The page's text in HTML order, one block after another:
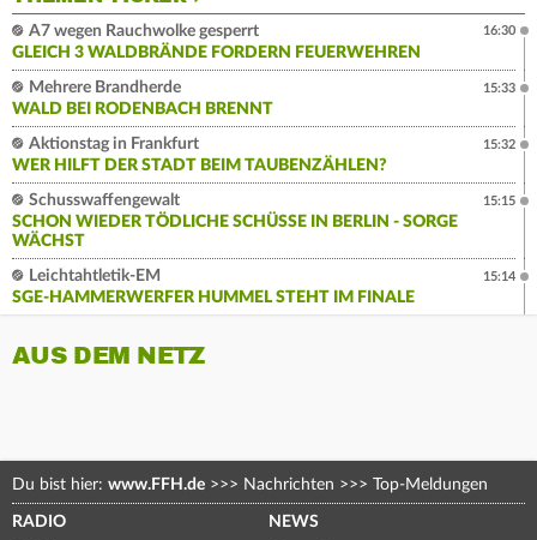
A7 wegen Rauchwolke gesperrt
GLEICH 3 WALDBRÄNDE FORDERN FEUERWEHREN
16:30
Mehrere Brandherde
WALD BEI RODENBACH BRENNT
15:33
Aktionstag in Frankfurt
WER HILFT DER STADT BEIM TAUBENZÄHLEN?
15:32
Schusswaffengewalt
SCHON WIEDER TÖDLICHE SCHÜSSE IN BERLIN - SORGE
WÄCHST
15:15
Leichtahtletik-EM
SGE-HAMMERWERFER HUMMEL STEHT IM FINALE
15:14
AUS DEM NETZ
Du bist hier: www.FFH.de >>> Nachrichten >>> Top-Meldungen
RADIO NEWS